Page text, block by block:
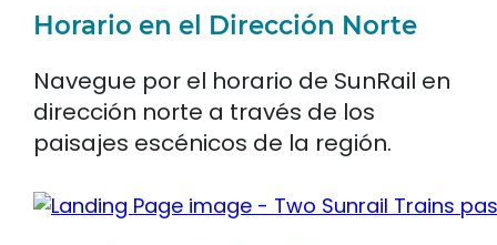
Horario en el Dirección Norte
Navegue por el horario de SunRail en
dirección norte a través de los
paisajes escénicos de la región.